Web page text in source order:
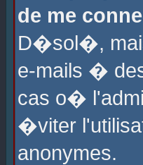
de me
D�sol�,
e-mails �
cas o�
�viter
anonymes.